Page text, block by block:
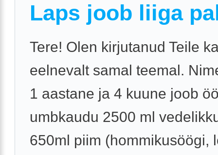
Laps joob liiga
Tere! Olen kirjutanud Teile
eelnevalt samal teemal.
1 aastane ja 4 kuune joob
umbkaudu 2500 ml
650ml piim (hommikusöögi,